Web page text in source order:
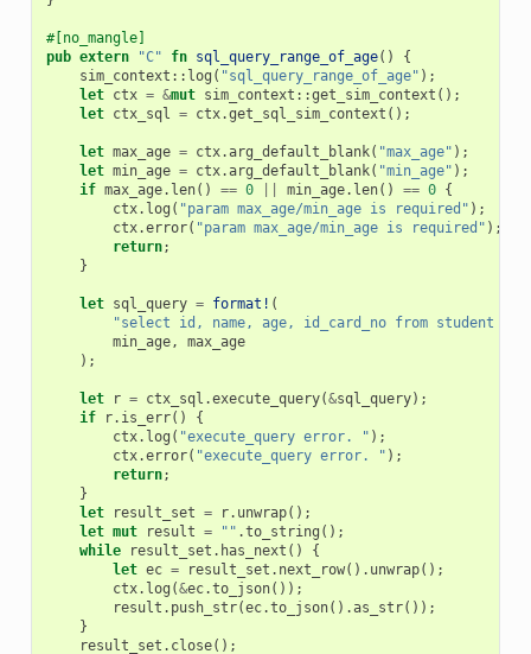
#[no_mangle]
pub extern "C" fn sql_query_range_of_age()
{
sim_context :: log ( "sql_query_range_of_age" );
let ctx = &mut sim_context ::get_sim_context ();
let ctx_sql = ctx.get_sql_sim_context ();
let max_age = ctx.arg_default_blank( "max_age" );
let min_age = ctx.arg_default_blank( "min_age" );
if max_age. len() == 0 min_age. len() == 0 {
ctx. log ( "param max_age/min_age is required" );
ctx.error( "param max_age/min_age is required" );
return;
}
let sql_query = format! (
"select id, name, age, id_card_no from student
min_age,
max_age
);
let r = ctx_sql .execute_query(&sql_query);
if
r. is_err()
{
ctx. log ( "execute_query error. " );
ctx.error( "execute_query error. " );
return;
}
let
result_set = r. unwrap();
let mut result = "" .to_string ();
while
result_set . has_next ()
{
let ec = result_set . next_row(). unwrap();
ctx. log (&ec.to_json());
result . push_str(ec.to_json().as_str());
}
result_set . close();